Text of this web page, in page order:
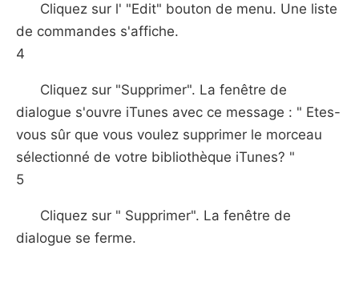
Cliquez sur l' "Edit" bouton de menu. Une liste
de commandes s'affiche.
4
Cliquez sur "Supprimer". La fenêtre de
dialogue s'ouvre iTunes avec ce message : " Etes-
vous sûr que vous voulez supprimer le morceau
sélectionné de votre bibliothèque iTunes? "
5
Cliquez sur " Supprimer". La fenêtre de
dialogue se ferme.